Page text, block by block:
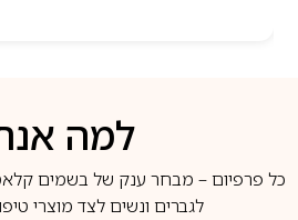
למה
כל פרפיום – מבחר ענק של בשמים
לגברים ונשים לצד מוצרי